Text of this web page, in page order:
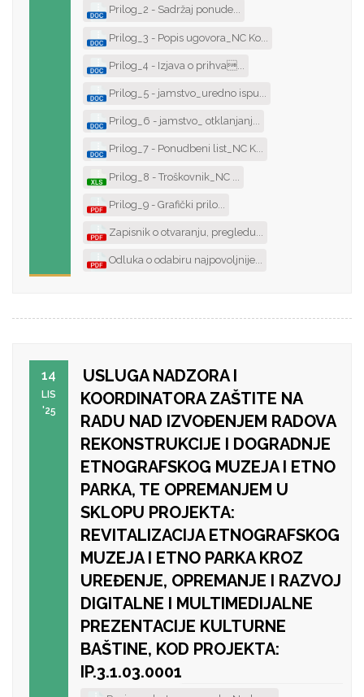
Prilog_2 - Sadržaj ponude...
Prilog_3 - Popis ugovora_NC Ko...
Prilog_4 - Izjava o prihva...
Prilog_5 - jamstvo_uredno ispu...
Prilog_6 - jamstvo_ otklanjanj...
Prilog_7 - Ponudbeni list_NC K...
Prilog_8 - Troškovnik_NC ...
Prilog_9 - Grafički prilo...
Zapisnik o otvaranju, pregledu...
Odluka o odabiru najpovoljnije...
14
LIS
'25
USLUGA NADZORA I
KOORDINATORA ZAŠTITE NA
RADU NAD IZVOĐENJEM RADOVA
REKONSTRUKCIJE I DOGRADNJE
ETNOGRAFSKOG MUZEJA I ETNO
PARKA, TE OPREMANJEM U
SKLOPU PROJEKTA:
REVITALIZACIJA ETNOGRAFSKOG
MUZEJA I ETNO PARKA KROZ
UREĐENJE, OPREMANJE I RAZVOJ
DIGITALNE I MULTIMEDIJALNE
PREZENTACIJE KULTURNE
BAŠTINE, KOD PROJEKTA:
IP.3.1.03.0001